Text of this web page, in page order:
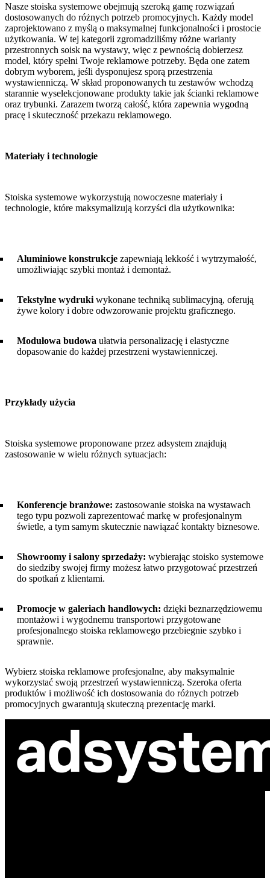
Nasze stoiska systemowe obejmują szeroką gamę rozwiązań
dostosowanych do różnych potrzeb promocyjnych. Każdy model
zaprojektowano z myślą o maksymalnej funkcjonalności i prostocie
użytkowania. W tej kategorii zgromadziliśmy różne warianty
przestronnych soisk na wystawy, więc z pewnością dobierzesz
model, który spełni Twoje reklamowe potrzeby. Będa one zatem
dobrym wyborem, jeśli dysponujesz sporą przestrzenia
wystawienniczą. W skład proponowanych tu zestawów wchodzą
starannie wyselekcjonowane produkty takie jak ścianki reklamowe
oraz trybunki. Zarazem tworzą całość, która zapewnia wygodną
pracę i skuteczność przekazu reklamowego.
Materiały i technologie
Stoiska systemowe wykorzystują nowoczesne materiały i
technologie, które maksymalizują korzyści dla użytkownika:
Aluminiowe konstrukcje zapewniają lekkość i wytrzymałość,
umożliwiając szybki montaż i demontaż.
Tekstylne wydruki wykonane techniką sublimacyjną, oferują
żywe kolory i dobre odwzorowanie projektu graficznego.
Modułowa budowa ułatwia personalizację i elastyczne
dopasowanie do każdej przestrzeni wystawienniczej.
Przykłady użycia
Stoiska systemowe proponowane przez adsystem znajdują
zastosowanie w wielu różnych sytuacjach:
Konferencje branżowe: zastosowanie stoiska na wystawach
tego typu pozwoli zaprezentować markę w profesjonalnym
świetle, a tym samym skutecznie nawiązać kontakty biznesowe.
Showroomy i salony sprzedaży: wybierając stoisko systemowe
do siedziby swojej firmy możesz łatwo przygotować przestrzeń
do spotkań z klientami.
Promocje w galeriach handlowych: dzięki beznarzędziowemu
montażowi i wygodnemu transportowi przygotowane
profesjonalnego stoiska reklamowego przebiegnie szybko i
sprawnie.
Wybierz stoiska reklamowe profesjonalne, aby maksymalnie
wykorzystać swoją przestrzeń wystawienniczą. Szeroka oferta
produktów i możliwość ich dostosowania do różnych potrzeb
promocyjnych gwarantują skuteczną prezentację marki.